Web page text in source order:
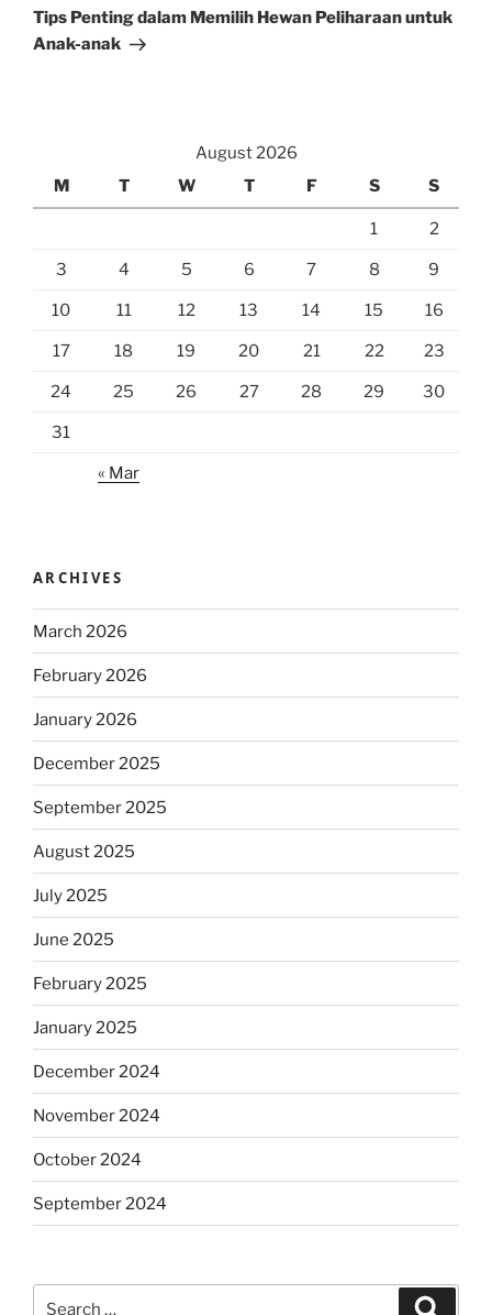
Post
Tips Penting dalam Memilih Hewan Peliharaan untuk
Anak-anak
August 2026
M
T W T F S S
1 2
3 4 5 6 7 8 9
10 11 12 13 14 15 16
17 18 19 20 21 22 23
24 25 26 27 28 29 30
31
« Mar
ARCHIVES
March 2026
February 2026
January 2026
December 2025
September 2025
August 2025
July 2025
June 2025
February 2025
January 2025
December 2024
November 2024
October 2024
September 2024